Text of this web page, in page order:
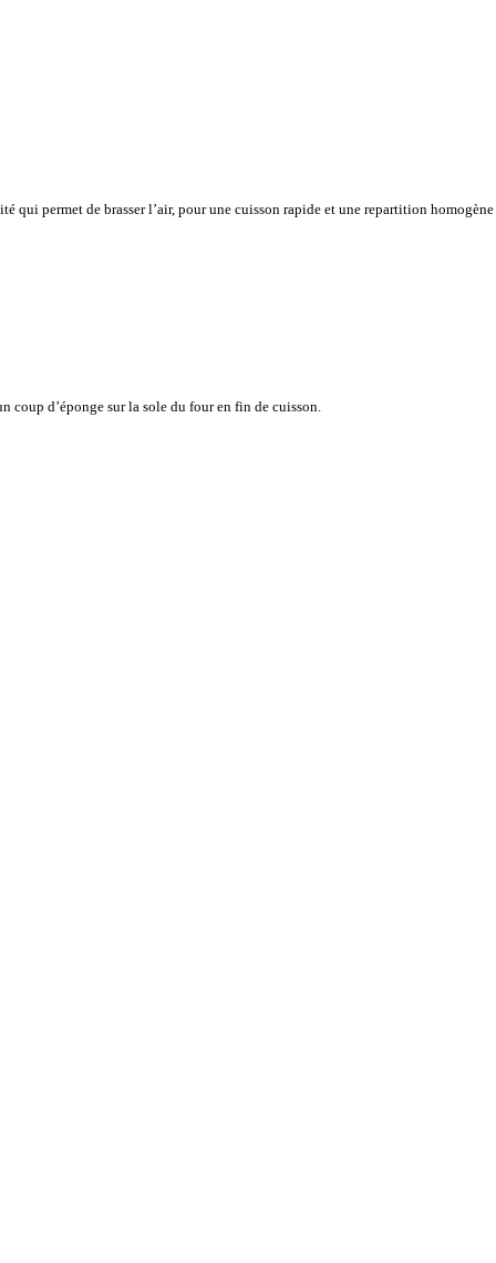
qui permet de brasser l’air, pour une cuisson rapide et une repartition homogène
coup d’éponge sur la sole du four en fin de cuisson.